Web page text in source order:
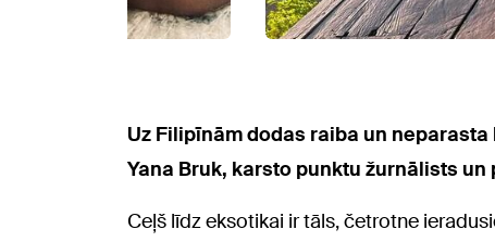
Uz Filipīnām dodas raiba un
Yana Bruk, karsto punktu žurnālists
Ceļš līdz eksotikai ir tāls, četrotne